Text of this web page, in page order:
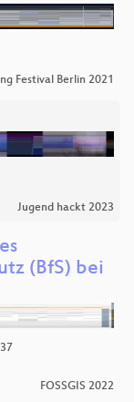
Festival Berlin 2021
Jugend hackt 2023
(BfS) bei
FOSSGIS 2022